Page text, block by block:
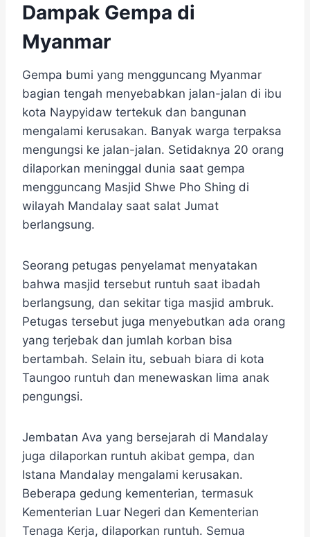
Dampak Gempa di
Myanmar
Gempa bumi yang mengguncang Myanmar
bagian tengah menyebabkan jalan-jalan di ibu
kota Naypyidaw tertekuk dan bangunan
mengalami kerusakan. Banyak warga terpaksa
mengungsi ke jalan-jalan. Setidaknya 20 orang
dilaporkan meninggal dunia saat gempa
mengguncang Masjid Shwe Pho Shing di
wilayah Mandalay saat salat Jumat
berlangsung.
Seorang petugas penyelamat menyatakan
bahwa masjid tersebut runtuh saat ibadah
berlangsung, dan sekitar tiga masjid ambruk.
Petugas tersebut juga menyebutkan ada orang
yang terjebak dan jumlah korban bisa
bertambah. Selain itu, sebuah biara di kota
Taungoo runtuh dan menewaskan lima anak
pengungsi.
Jembatan Ava yang bersejarah di Mandalay
juga dilaporkan runtuh akibat gempa, dan
Istana Mandalay mengalami kerusakan.
Beberapa gedung kementerian, termasuk
Kementerian Luar Negeri dan Kementerian
Tenaga Kerja, dilaporkan runtuh. Semua